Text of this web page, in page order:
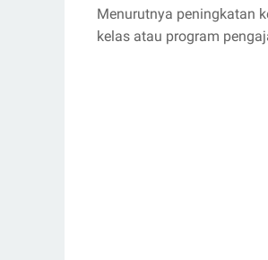
Menurutnya peningkatan
kelas atau program